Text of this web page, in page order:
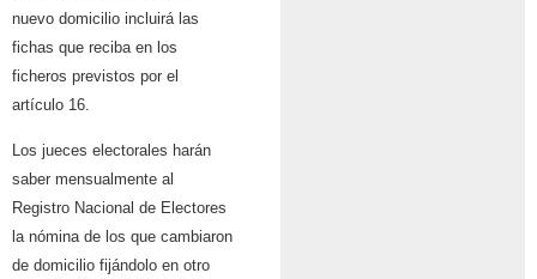
nuevo domicilio incluirá las
fichas que reciba en los
ficheros previstos por el
artículo 16.
Los jueces electorales harán
saber mensualmente al
Registro Nacional de Electores
la nómina de los que cambiaron
de domicilio fijándolo en otro